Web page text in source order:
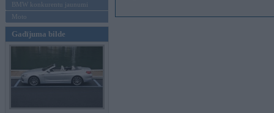
BMW konkurentu jaunumi
Moto
Gadījuma bilde